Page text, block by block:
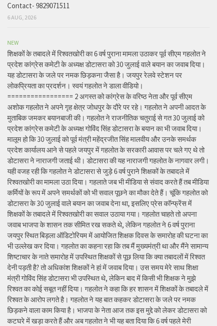
Contact- 9829071511
6 AUG, 2026
NEW
शिक्षकों के तबादले में रिश्वतखोरी का 6 वर्ष पुराना मामला उठाकर पूर्व सीएम गहलोत ने
प्रदेश कांग्रेस कमेटी के अध्यक्ष डोटासरा को 30 जुलाई वाले बयान का जवाब दिया।
यह डोटासरा के जले पर नमक छिड़कना जैसा है। जयपुर रेलवे स्टेशन पर
लोकप्रियता का प्रदर्शन। स्वयं गहलोत ने डाला वीडियो।
================= 2 अगस्त को कांग्रेस के वरिष्ठ नेता और पूर्व सीएम
अशोक गहलोत ने अपने गृह क्षेत्र जोधपुर के दौरे पर रहे। गहलोत ने अपनी आदत के
मुताबिक जमकर बयानबाजी की। गहलोत ने राजनीतिक चतुराई से गत 30 जुलाई को
प्रदेश कांग्रेस कमेटी के अध्यक्ष गोविंद सिंह डोटासरा के बयान का भी जवाब दिया।
मालूम हो कि 30 जुलाई को पूर्व मंत्री महेंद्रजीत सिंह मालवीय और उनके समर्थक
प्रदेश कार्यालय आने से पहले जयपुर में गहलोत के सरकारी आवास पर चले गए थे तो
डोटासरा ने नाराजगी जताई थी। डोटासरा की यह नाराजगी गहलोत के नागवार लगी।
यही वजह रही कि गहलोत ने डोटासरा से जुड़े 6 वर्ष पुराने शिक्षकों के तबादले में
रिश्वतखोरी का मामला उठा दिया। गहलाते जब भी मीडिया से संवाद करते हैं तब मीडिया
कर्मियों के रूप में अपने समर्थकों को भी सवाल पूछने का मौका देते हैं। चूंकि गहलोत को
डोटासरा के 30 जुलाई वाले बयान का जवाब देना था, इसलिए प्रेस कॉन्फ्रेंस में
शिक्षकों के तबादले में रिश्वतखोरी का सवाल उठाया गया। गहलोत चाहते तो अपना
जवाब भाजपा के शासन तक सीमित रख सकते थे, लेकिन गहलोत ने 6 वर्ष पुराना
जयपुर स्थित बिड़ला ऑडिटोरियम में आयोजित शिक्षक दिवस के समारोह की घटना का
भी उल्लेख कर दिया। गहलोत का कहना रहा कि तब मैं मुख्यमंत्री था और मैंने सामान्य
शिष्टाचार के नाते समारोह में उपस्थित शिक्षकों से पूछ लिया कि क्या तबादलों में रिश्वत
देनी पड़ती है? तो अधिकांश शिक्षकों ने हां में जवाब दिया। उस समय मेरे साथ शिक्षा
मंत्री गोविंद सिंह डोटासरा भी उपस्थित थे, लेकिन बाद में किसी भी शिक्षक ने मुझे
रिश्वत का कोई सबूत नहीं दिया। गहलोत ने कहा कि हर शासन में शिक्षकों के तबादले में
रिश्वत के आरोप लगते है। गहलोत ने यह बात कहकर डोटासरा के जले पर नमक
छिड़कने वाला काम किया है। भाजपा के नेता आज तक इस मुद्दे को लेकर डोटासरा को
कटघरे में खड़ा करते हैं और अब गहलोत ने भी यह बता दिया कि 6 वर्ष पहले मेरी